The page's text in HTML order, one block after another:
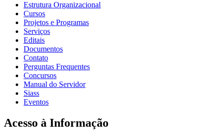
Estrutura Organizacional
Cursos
Projetos e Programas
Serviços
Editais
Documentos
Contato
Perguntas Frequentes
Concursos
Manual do Servidor
Siass
Eventos
Acesso à Informação